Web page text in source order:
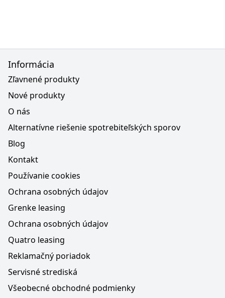
Informácia
Zľavnené produkty
Nové produkty
O nás
Alternatívne riešenie spotrebiteľských sporov
Blog
Kontakt
Používanie cookies
Ochrana osobných údajov
Grenke leasing
Ochrana osobných údajov
Quatro leasing
Reklamačný poriadok
Servisné strediská
Všeobecné obchodné podmienky